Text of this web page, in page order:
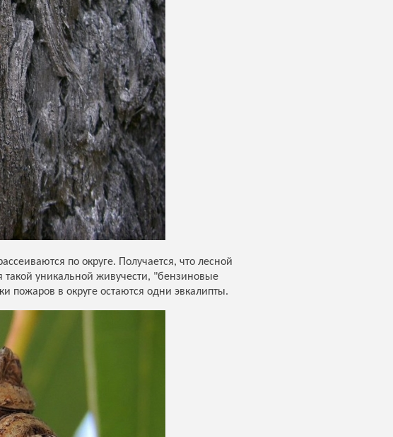
по округе. Получается, что лесной
уникальной живучести, "бензиновые
пожаров в округе остаются одни эвкалипты.